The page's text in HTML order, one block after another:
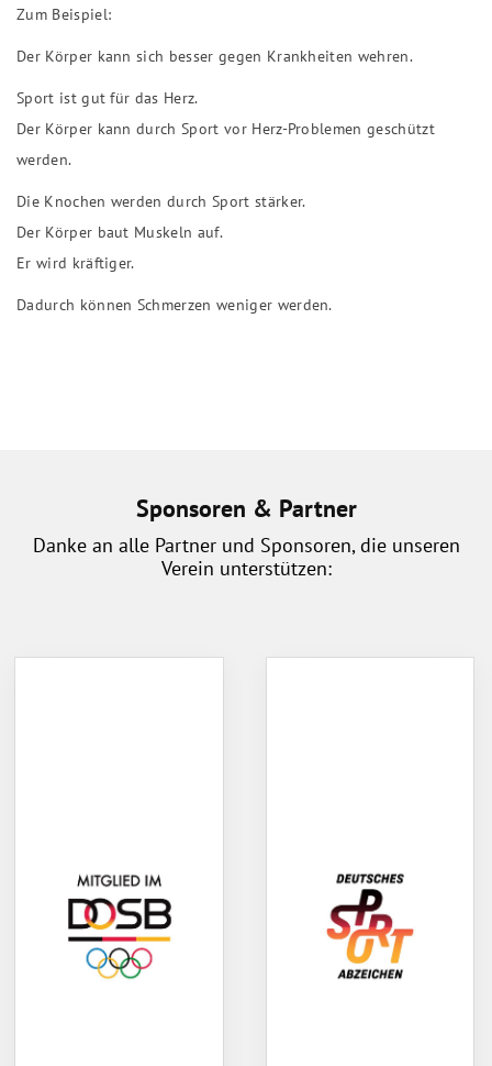
Zum Beispiel:
Der Körper kann sich besser gegen Krankheiten wehren.
Sport ist gut für das Herz.
Der Körper kann durch Sport vor Herz-Problemen geschützt
werden.
Die Knochen werden durch Sport stärker.
Der Körper baut Muskeln auf.
Er wird kräftiger.
Dadurch können Schmerzen weniger werden.
Sponsoren & Partner
Danke an alle Partner und Sponsoren, die unseren
Verein unterstützen: